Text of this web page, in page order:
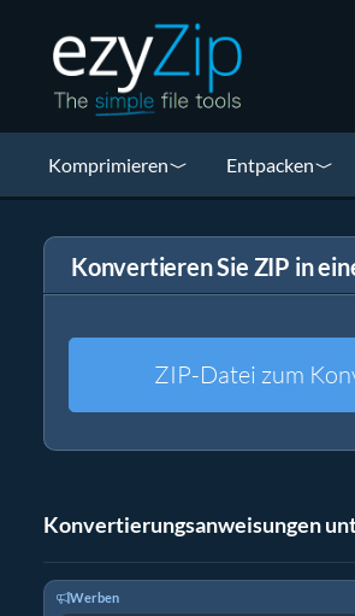
Komprimieren Entpacken
Konvertieren Sie ZIP in
ZIP-Datei zum
Konvertierungsanweisungen
Werben